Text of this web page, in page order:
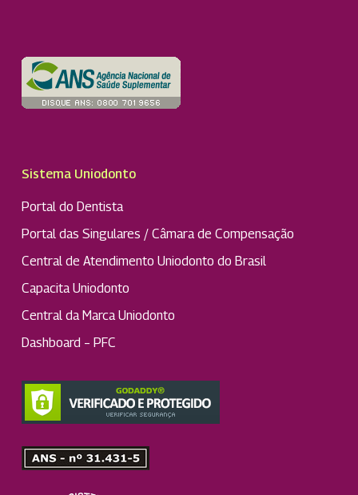
Sistema Uniodonto
Portal do Dentista
Portal das Singulares / Câmara de Compensação
Central de Atendimento Uniodonto do Brasil
Capacita Uniodonto
Central da Marca Uniodonto
Dashboard – PFC